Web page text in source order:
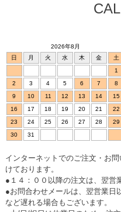
2026年8月
日
月 火 水 木 金
土
1
2
3 4 5 6 7
8
9
10 11 12 13 14
15
16
17 18 19 20 21
22
23
24 25 26 27 28
29
30
31
インターネットでのご注文・お
けております。
●１４：００以降の注文は、翌営
●お問合わせメールは、翌営業日
など遅れる場合もございます。